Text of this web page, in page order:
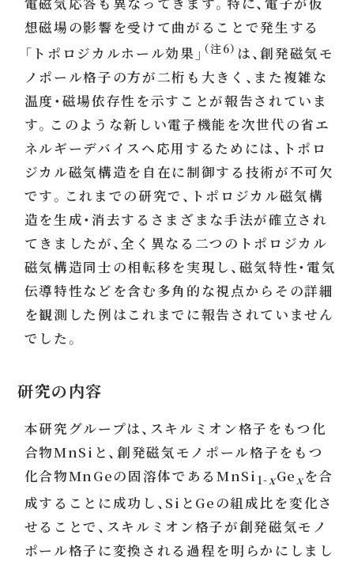
想磁場の影響を受けて曲がることで発生する
「トポロジカルホール効果」 （注6） は、創発磁気モ
ノポール格子の方が二桁も大きく、また複雑な
温度・磁場依存性を示すことが報告されていま
す。このような新しい電子機能を次世代の省エ
ネルギーデバイスへ応用するためには、トポロ
ジカル磁気構造を自在に制御する技術が不可欠
です。これまでの研究で、トポロジカル磁気構
造を生成・消去するさまざまな手法が確立され
てきましたが、全く異なる二つのトポロジカル
磁気構造同士の相転移を実現し、磁気特性・電気
伝導特性などを含む多角的な視点からその詳細
を観測した例はこれまでに報告されていません
でした。
研究の内容
本研究グループは、スキルミオン格子をもつ化
合物MnSiと、創発磁気モノポール格子をもつ
化合物MnGeの固溶体であるMnSi 1-xGexを合
成することに成功し、SiとGeの組成比を変化さ
せることで、スキルミオン格子が創発磁気モノ
ポール格子に変換される過程を明らかにしまし